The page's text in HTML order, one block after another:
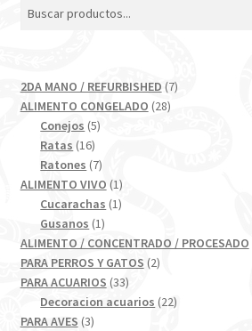
2DA MANO / REFURBISHED 77
ALIMENTO CONGELADO 2828
Conejos 55
Ratas 1616
productos
Ratones 77
productos
ALIMENTO VIVO 11
producto
Cucarachas 11
Gusanos 11
producto
ALIMENTO / CONCENTRADO / PROCESADO
PARA PERROS Y GATOS 22
PARA ACUARIOS 3333
productos
Decoracion acuarios 2222
PARA AVES 33